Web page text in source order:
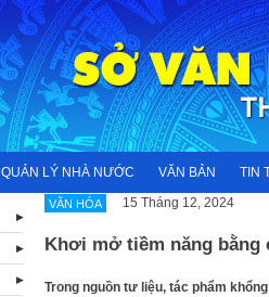
QUẢN LÝ NHÀ NƯỚC VĂN BẢN TIN
VĂN HÓA 15 Tháng 12, 2024
Khơi mở tiềm năng bằng
Trong nguồn tư liệu, tác phẩm